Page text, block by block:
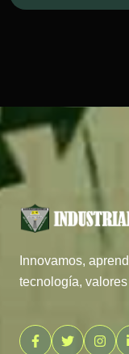
Innovamos,
tecnología,